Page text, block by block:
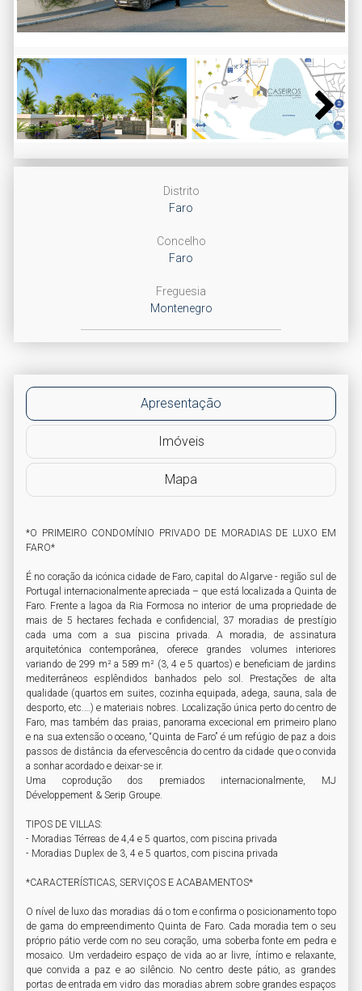
Next
Distrito
Faro
Concelho
Faro
Freguesia
Montenegro
Apresentação
Imóveis
Mapa
*O PRIMEIRO CONDOMÍNIO PRIVADO DE MORADIAS DE LUXO EM
FARO*
É no coração da icónica cidade de Faro, capital do Algarve - região sul de
Portugal internacionalmente apreciada – que está localizada a Quinta de
Faro. Frente a lagoa da Ria Formosa no interior de uma propriedade de
mais de 5 hectares fechada e confidencial, 37 moradias de prestígio
cada uma com a sua piscina privada. A moradia, de assinatura
arquitetónica contemporânea, oferece grandes volumes interiores
variando de 299 m² a 589 m² (3, 4 e 5 quartos) e beneficiam de jardins
mediterrâneos esplêndidos banhados pelo sol. Prestações de alta
qualidade (quartos em suites, cozinha equipada, adega, sauna, sala de
desporto, etc.…) e materiais nobres. Localização única perto do centro de
Faro, mas também das praias, panorama excecional em primeiro plano
e na sua extensão o oceano, “Quinta de Faro” é um refúgio de paz a dois
passos de distância da efervescência do centro da cidade que o convida
a sonhar acordado e deixar-se ir.
Uma coprodução dos premiados internacionalmente, MJ
Développement & Serip Groupe.
TIPOS DE VILLAS:
- Moradias Térreas de 4,4 e 5 quartos, com piscina privada
- Moradias Duplex de 3, 4 e 5 quartos, com piscina privada
*CARACTERÍSTICAS, SERVIÇOS E ACABAMENTOS*
O nível de luxo das moradias dá o tom e confirma o posicionamento topo
de gama do empreendimento Quinta de Faro. Cada moradia tem o seu
próprio pátio verde com no seu coração, uma soberba fonte em pedra e
mosaico. Um verdadeiro espaço de vida ao ar livre, íntimo e relaxante,
que convida a paz e ao silêncio. No centro deste pátio, as grandes
portas de entrada em vidro das moradias abrem sobre grandes espaços